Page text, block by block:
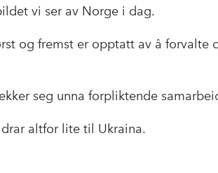
vi ser av Norge i dag.
og fremst er opptatt av å forvalte
seg unna forpliktende
altfor lite til Ukraina.